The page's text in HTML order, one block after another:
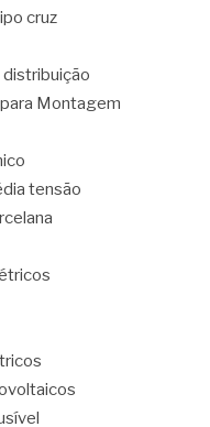
cruz
distribuição
Montagem
tensão